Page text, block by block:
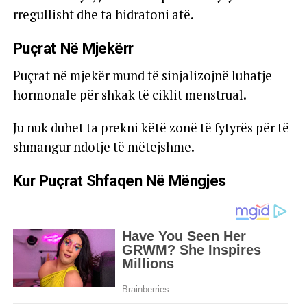
rregullisht dhe ta hidratoni atë.
Puçrat Në Mjekërr
Puçrat në mjekër mund të sinjalizojnë luhatje
hormonale për shkak të ciklit menstrual.
Ju nuk duhet ta prekni këtë zonë të fytyrës për të
shmangur ndotje të mëtejshme.
Kur Puçrat Shfaqen Në Mëngjes